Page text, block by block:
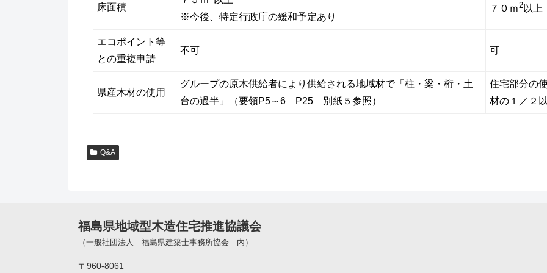
床面積
※今後、特定行政庁の緩和予定あり
７０ｍ 2 以上
エコポイント等
との重複申請
不可 可
県産木材の使用
グループの原木供給者により供給される地域材で「柱・梁・桁・土
台の過半」（要領P5～6 P25 別紙５参照）
住宅部分の
材の１／２
Q&A
福島県地域型木造住宅推進協議会
（一般社団法人 福島県建築士事務所協会 内）
〒960-8061